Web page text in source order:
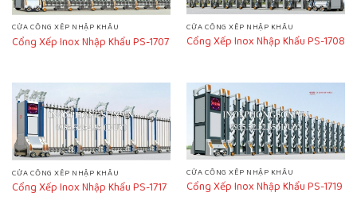
CỬA CỔNG XẾP NHẬP KHẨU
Cổng Xếp Inox Nhập Khẩu PS-1707
CỬA CỔNG XẾP NHẬP KHẨU
Cổng Xếp Inox Nhập Khẩu PS-1708
CỬA CỔNG XẾP NHẬP KHẨU
Cổng Xếp Inox Nhập Khẩu PS-1717
CỬA CỔNG XẾP NHẬP KHẨU
Cổng Xếp Inox Nhập Khẩu PS-1719